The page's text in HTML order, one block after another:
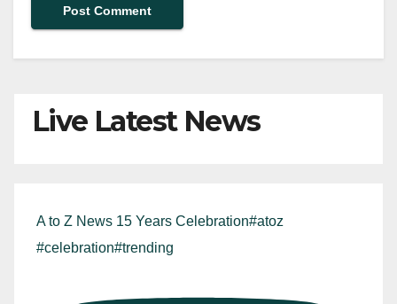
Live Latest News
A to Z News 15 Years Celebration#atoz
#celebration#trending